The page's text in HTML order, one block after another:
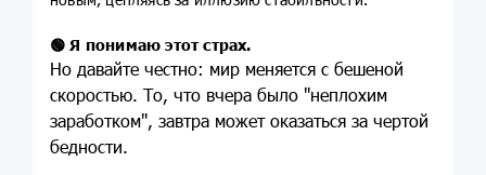
🟢 Я понимаю этот страх.
Но давайте честно: мир меняется с бешеной
скоростью. То, что вчера было "неплохим
заработком", завтра может оказаться за чертой
бедности.